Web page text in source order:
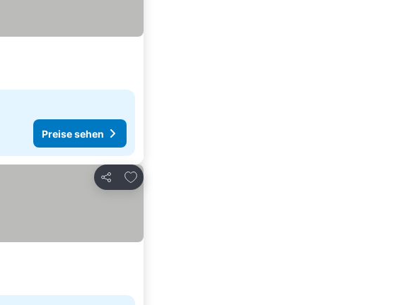
Preise sehen
Teilen
Zu Favoriten hinzufügen